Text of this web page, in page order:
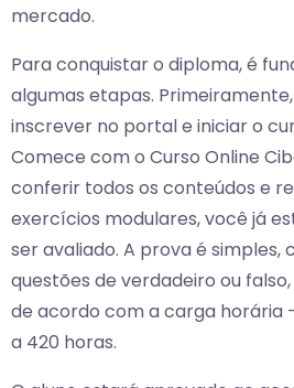
mercado.
Para conquistar o diploma, é
algumas etapas.
inscrever no portal e iniciar o
Comece com o Curso Online
conferir todos os conteúdos e
exercícios modulares, você já
ser avaliado. A prova é
questões de verdadeiro ou
de acordo com a carga horária
a 420 horas.